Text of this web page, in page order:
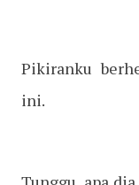
Pikiranku
ini.